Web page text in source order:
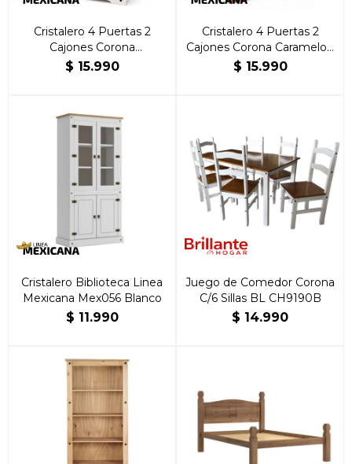
Cristalero 4 Puertas 2
Cajones Corona
Blanco/Caramelo | Brillante
$ 15.990
Cristalero 4 Puertas 2
Cajones Corona Caramelo |
Brillante Hogar
$ 15.990
Cristalero Biblioteca Linea
Mexicana Mex056 Blanco
$ 11.990
Juego de Comedor Corona
C/6 Sillas BL CH9190B
$ 14.990